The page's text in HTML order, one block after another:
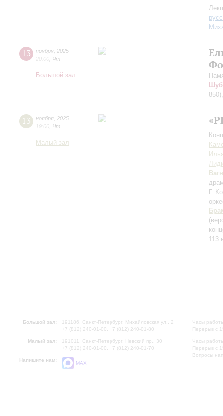
13 ноября 2025
20:00 Чт
Большой зал
13 ноября 2025
19:00 Чт
Малый зал
Г.
113
Большой зал:
191186, Санкт-Петербург, Михайловская ул., 2
+7 (812) 240-01-00, +7 (812) 240-01-80
Малый зал:
191011, Санкт-Петербург, Невский пр., 30
+7 (812) 240-01-00, +7 (812) 240-01-70
Напишите нам:
MAX
Часы
Перерыв с
Часы
Перерыв с
Вопросы